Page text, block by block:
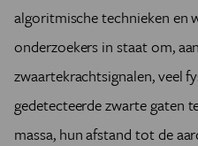
algoritmische technieken en
onderzoekers in staat om,
zwaartekrachtsignalen, veel
gedetecteerde zwarte gaten
massa, hun afstand tot de